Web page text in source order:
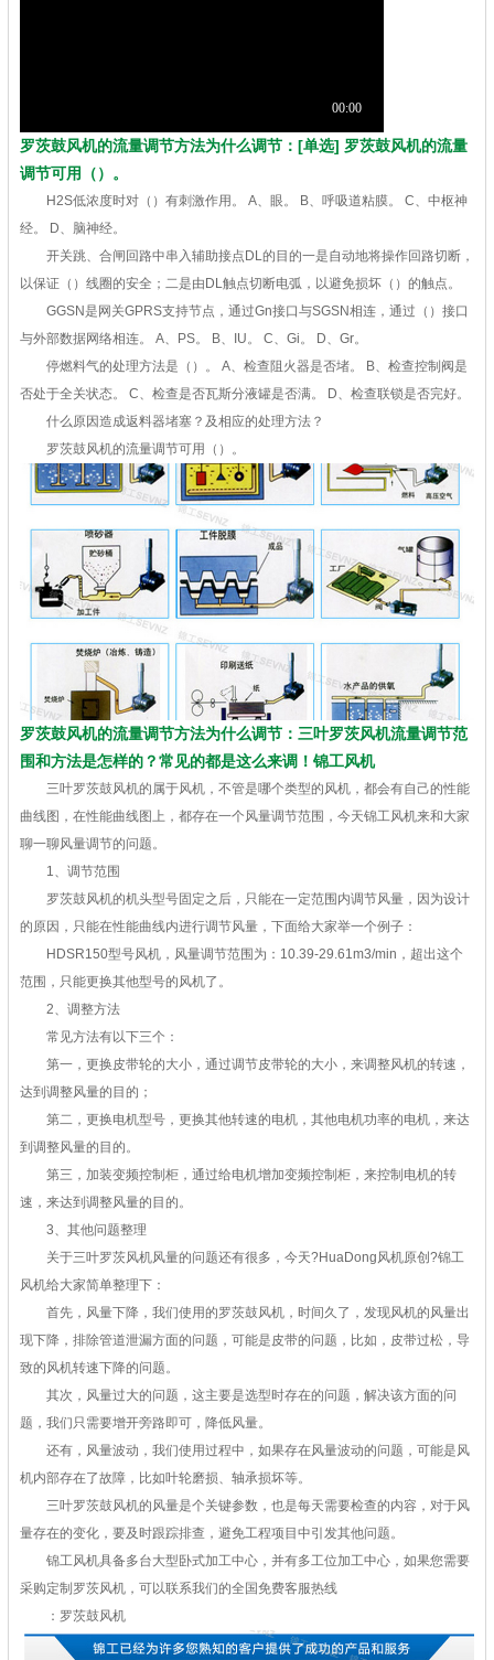
罗茨鼓风机的流量调节方法为什么调节：[单选] 罗茨鼓风机的流量
调节可用（）。
H2S低浓度时对（）有刺激作用。 A、眼。 B、呼吸道粘膜。 C、中枢神
经。 D、脑神经。
开关跳、合闸回路中串入辅助接点DL的目的一是自动地将操作回路切断，
以保证（）线圈的安全；二是由DL触点切断电弧，以避免损坏（）的触点。
GGSN是网关GPRS支持节点，通过Gn接口与SGSN相连，通过（）接口
与外部数据网络相连。 A、PS。 B、IU。 C、Gi。 D、Gr。
停燃料气的处理方法是（）。 A、检查阻火器是否堵。 B、检查控制阀是
否处于全关状态。 C、检查是否瓦斯分液罐是否满。 D、检查联锁是否完好。
什么原因造成返料器堵塞？及相应的处理方法？
罗茨鼓风机的流量调节可用（）。
罗茨鼓风机的流量调节方法为什么调节：三叶罗茨风机流量调节范
围和方法是怎样的？常见的都是这么来调！锦工风机
三叶罗茨鼓风机的属于风机，不管是哪个类型的风机，都会有自己的性能
曲线图，在性能曲线图上，都存在一个风量调节范围，今天锦工风机来和大家
聊一聊风量调节的问题。
1、调节范围
罗茨鼓风机的机头型号固定之后，只能在一定范围内调节风量，因为设计
的原因，只能在性能曲线内进行调节风量，下面给大家举一个例子：
HDSR150型号风机，风量调节范围为：10.39-29.61m3/min，超出这个
范围，只能更换其他型号的风机了。
2、调整方法
常见方法有以下三个：
第一，更换皮带轮的大小，通过调节皮带轮的大小，来调整风机的转速，
达到调整风量的目的；
第二，更换电机型号，更换其他转速的电机，其他电机功率的电机，来达
到调整风量的目的。
第三，加装变频控制柜，通过给电机增加变频控制柜，来控制电机的转
速，来达到调整风量的目的。
3、其他问题整理
关于三叶罗茨风机风量的问题还有很多，今天?HuaDong风机原创?锦工
风机给大家简单整理下：
首先，风量下降，我们使用的罗茨鼓风机，时间久了，发现风机的风量出
现下降，排除管道泄漏方面的问题，可能是皮带的问题，比如，皮带过松，导
致的风机转速下降的问题。
其次，风量过大的问题，这主要是选型时存在的问题，解决该方面的问
题，我们只需要增开旁路即可，降低风量。
还有，风量波动，我们使用过程中，如果存在风量波动的问题，可能是风
机内部存在了故障，比如叶轮磨损、轴承损坏等。
三叶罗茨鼓风机的风量是个关键参数，也是每天需要检查的内容，对于风
量存在的变化，要及时跟踪排查，避免工程项目中引发其他问题。
锦工风机具备多台大型卧式加工中心，并有多工位加工中心，如果您需要
采购定制罗茨风机，可以联系我们的全国免费客服热线
：罗茨鼓风机